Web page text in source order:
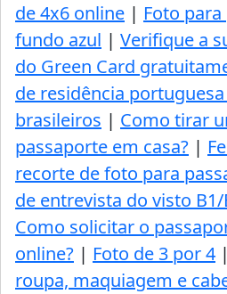
de 4x6 online | Foto
fundo azul | Verifique a
do Green Card
de residência
brasileiros | Como tirar
passaporte em casa? |
recorte de foto para
de entrevista do visto B1/
Como solicitar o
online? | Foto de 3 por 4 |
roupa, maquiagem e